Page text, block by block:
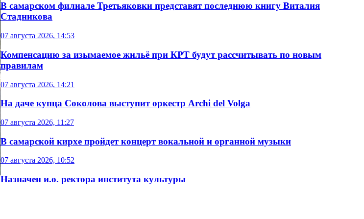
В самарском филиале Третьяковки представят последнюю книгу Виталия
Стадникова
07 августа 2026, 14:53
Компенсацию за изымаемое жильё при КРТ будут рассчитывать по новым
правилам
07 августа 2026, 14:21
На даче купца Соколова выступит оркестр Archi del Volga
07 августа 2026, 11:27
В самарской кирхе пройдет концерт вокальной и органной музыки
07 августа 2026, 10:52
Назначен и.о. ректора института культуры